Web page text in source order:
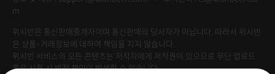
m
위시빈은 통신판매중개자이며 통신판매의 당사자가 아닙니다. 따라서 위시빈
은 상품·거래정보에 대하여 책임을 지지 않습니다.
위시빈 서비스의 모든 콘텐츠는 저작자에게 저작권이 있으므로 무단 업로드
혹은 사용 시 법적 책임이 발생할 수 있습니다.